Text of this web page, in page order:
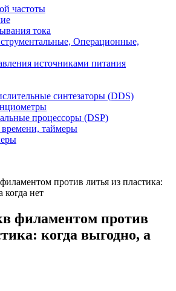
частоты
тока
Операционные,
источниками питания
синтезаторы (DDS)
процессоры (DSP)
времени, таймеры
против литья из пластика:
когда нет
филаментом против
когда выгодно, а